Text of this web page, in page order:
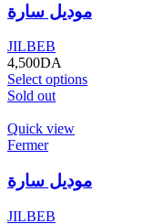
موديل سارة
JILBEB
4,500DA
Select options
Sold out
Quick view
Fermer
موديل سارة
JILBEB